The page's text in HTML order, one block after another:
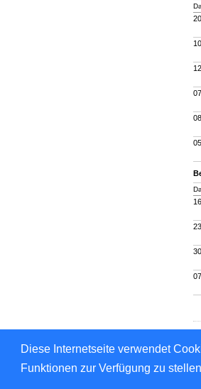
Diese Internetseite verwendet
Funktionen zur Verfügung zu